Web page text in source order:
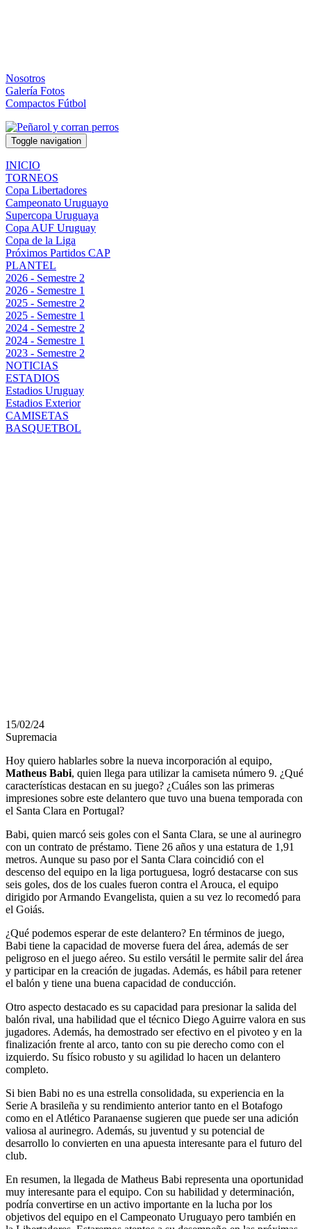
Nosotros
Galería Fotos
Compactos Fútbol
Toggle navigation
INICIO
TORNEOS
Copa Libertadores
Campeonato Uruguayo
Supercopa Uruguaya
Copa AUF Uruguay
Copa de la Liga
Próximos Partidos CAP
PLANTEL
2026 - Semestre 2
2026 - Semestre 1
2025 - Semestre 2
2025 - Semestre 1
2024 - Semestre 2
2024 - Semestre 1
2023 - Semestre 2
NOTICIAS
ESTADIOS
Estadios Uruguay
Estadios Exterior
CAMISETAS
BASQUETBOL
15/02/24
Supremacia
Hoy quiero hablarles sobre la nueva incorporación al equipo,
Matheus Babi, quien llega para utilizar la camiseta número 9. ¿Qué
características destacan en su juego? ¿Cuáles son las primeras
impresiones sobre este delantero que tuvo una buena temporada con
el Santa Clara en Portugal?
Babi, quien marcó seis goles con el Santa Clara, se une al aurinegro
con un contrato de préstamo. Tiene 26 años y una estatura de 1,91
metros. Aunque su paso por el Santa Clara coincidió con el
descenso del equipo en la liga portuguesa, logró destacarse con sus
seis goles, dos de los cuales fueron contra el Arouca, el equipo
dirigido por Armando Evangelista, quien a su vez lo recomedó para
el Goiás.
¿Qué podemos esperar de este delantero? En términos de juego,
Babi tiene la capacidad de moverse fuera del área, además de ser
peligroso en el juego aéreo. Su estilo versátil le permite salir del área
y participar en la creación de jugadas. Además, es hábil para retener
el balón y tiene una buena capacidad de conducción.
Otro aspecto destacado es su capacidad para presionar la salida del
balón rival, una habilidad que el técnico Diego Aguirre valora en sus
jugadores. Además, ha demostrado ser efectivo en el pivoteo y en la
finalización frente al arco, tanto con su pie derecho como con el
izquierdo. Su físico robusto y su agilidad lo hacen un delantero
completo.
Si bien Babi no es una estrella consolidada, su experiencia en la
Serie A brasileña y su rendimiento anterior tanto en el Botafogo
como en el Atlético Paranaense sugieren que puede ser una adición
valiosa al aurinegro. Además, su juventud y su potencial de
desarrollo lo convierten en una apuesta interesante para el futuro del
club.
En resumen, la llegada de Matheus Babi representa una oportunidad
muy interesante para el equipo. Con su habilidad y determinación,
podría convertirse en un activo importante en la lucha por los
objetivos del equipo en el Campeonato Uruguayo pero también en